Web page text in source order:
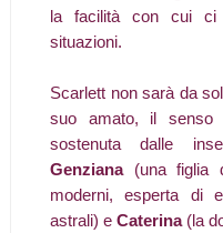
la facilità con cui ci
situazioni.
Scarlett non sarà da
suo amato, il
sostenuta dalle
Genziana(una figlia
moderni, esperta di
astrali) e Caterina(la